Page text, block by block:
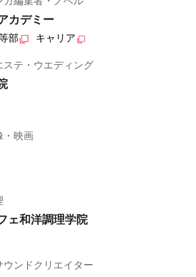
カデミー
部 キャリア
テ・ウエディング
・映画
ェ和洋調理学院
ンドクリエイター